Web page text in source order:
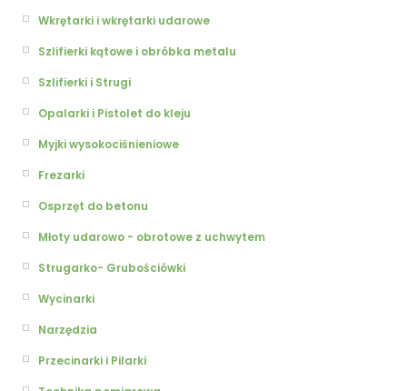
Wkrętarki i wkrętarki udarowe
Szlifierki kątowe i obróbka metalu
Szlifierki i Strugi
Opalarki i Pistolet do kleju
Myjki wysokociśnieniowe
Frezarki
Osprzęt do betonu
Młoty udarowo - obrotowe z uchwytem
Strugarko- Grubościówki
Wycinarki
Narzędzia
Przecinarki i Pilarki